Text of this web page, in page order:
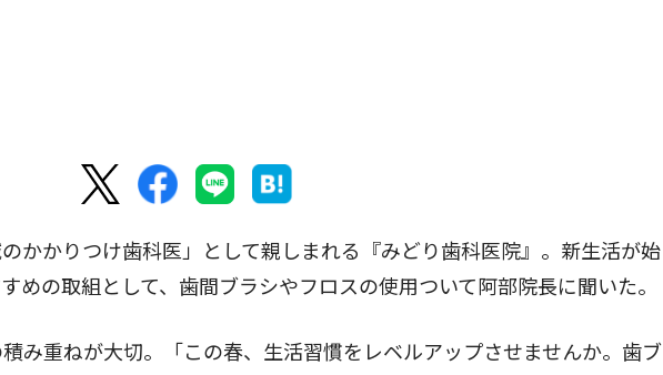
かかりつけ歯科医」として親しまれる『みどり歯科医院』。新生活が始
めの取組として、歯間ブラシやフロスの使用ついて阿部院長に聞いた。
み重ねが大切。「この春、生活習慣をレベルアップさせませんか。歯ブ